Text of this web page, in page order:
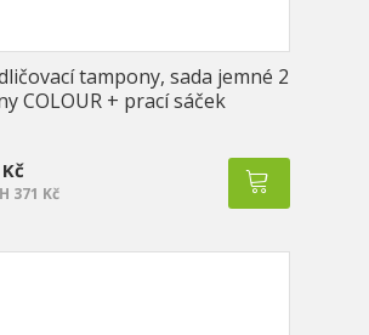
tampony, sada jemné 2
COLOUR + prací sáček
371 Kč